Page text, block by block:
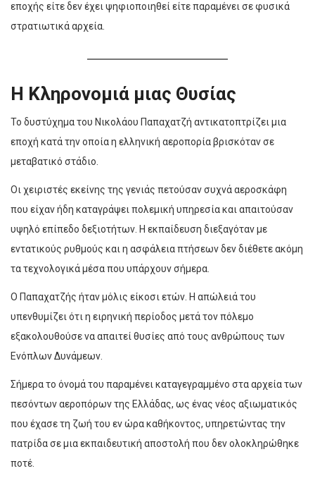
εποχής είτε δεν έχει ψηφιοποιηθεί είτε παραμένει σε φυσικά
στρατιωτικά αρχεία.
Η Κληρονομιά μιας Θυσίας
Το δυστύχημα του Νικολάου Παπαχατζή αντικατοπτρίζει μια
εποχή κατά την οποία η ελληνική αεροπορία βρισκόταν σε
μεταβατικό στάδιο.
Οι χειριστές εκείνης της γενιάς πετούσαν συχνά αεροσκάφη
που είχαν ήδη καταγράψει πολεμική υπηρεσία και απαιτούσαν
υψηλό επίπεδο δεξιοτήτων. Η εκπαίδευση διεξαγόταν με
εντατικούς ρυθμούς και η ασφάλεια πτήσεων δεν διέθετε ακόμη
τα τεχνολογικά μέσα που υπάρχουν σήμερα.
Ο Παπαχατζής ήταν μόλις είκοσι ετών. Η απώλειά του
υπενθυμίζει ότι η ειρηνική περίοδος μετά τον πόλεμο
εξακολουθούσε να απαιτεί θυσίες από τους ανθρώπους των
Ενόπλων Δυνάμεων.
Σήμερα το όνομά του παραμένει καταγεγραμμένο στα αρχεία των
πεσόντων αεροπόρων της Ελλάδας, ως ένας νέος αξιωματικός
που έχασε τη ζωή του εν ώρα καθήκοντος, υπηρετώντας την
πατρίδα σε μια εκπαιδευτική αποστολή που δεν ολοκληρώθηκε
ποτέ.